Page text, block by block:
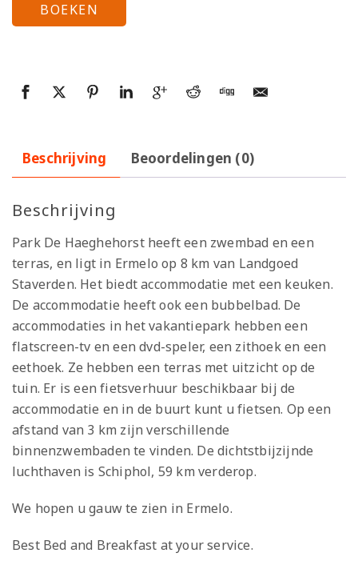
BOEKEN
Beschrijving Beoordelingen (0)
Beschrijving
Park De Haeghehorst heeft een zwembad en een
terras, en ligt in Ermelo op 8 km van Landgoed
Staverden. Het biedt accommodatie met een keuken.
De accommodatie heeft ook een bubbelbad. De
accommodaties in het vakantiepark hebben een
flatscreen-tv en een dvd-speler, een zithoek en een
eethoek. Ze hebben een terras met uitzicht op de
tuin. Er is een fietsverhuur beschikbaar bij de
accommodatie en in de buurt kunt u fietsen. Op een
afstand van 3 km zijn verschillende
binnenzwembaden te vinden. De dichtstbijzijnde
luchthaven is Schiphol, 59 km verderop.
We hopen u gauw te zien in Ermelo.
Best Bed and Breakfast at your service.